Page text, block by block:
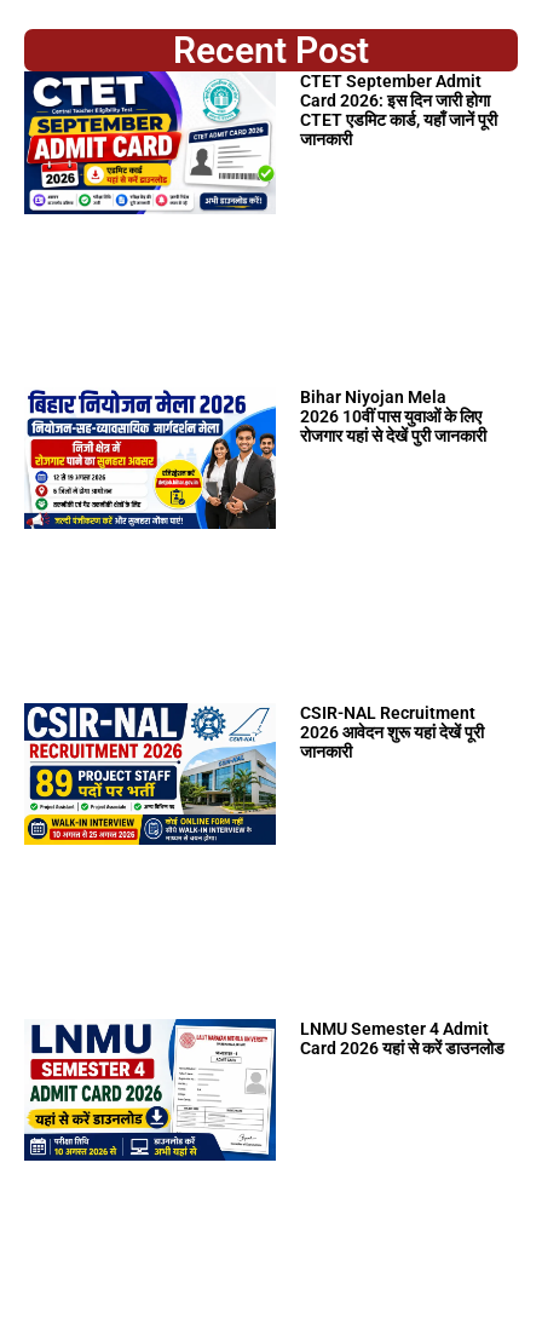
Recent Post
CTET September Admit
Card 2026: इस दिन जारी होगा
CTET एडमिट कार्ड, यहाँ जानें पूरी
जानकारी
Bihar Niyojan Mela
2026 10वीं पास युवाओं के लिए
रोजगार यहां से देखें पुरी जानकारी
CSIR-NAL Recruitment
2026 आवेदन शुरू यहां देखें पूरी
जानकारी
LNMU Semester 4 Admit
Card 2026 यहां से करें डाउनलोड